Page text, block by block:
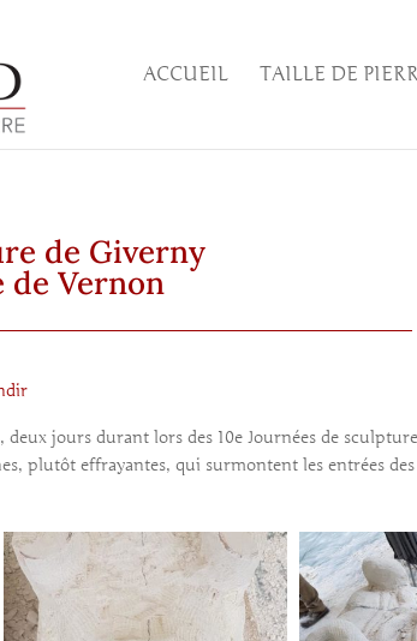
ACCUEIL TAILLE DE
de Giverny
de Vernon
jours durant lors des 10e Journées de
plutôt effrayantes, qui surmontent les entrées